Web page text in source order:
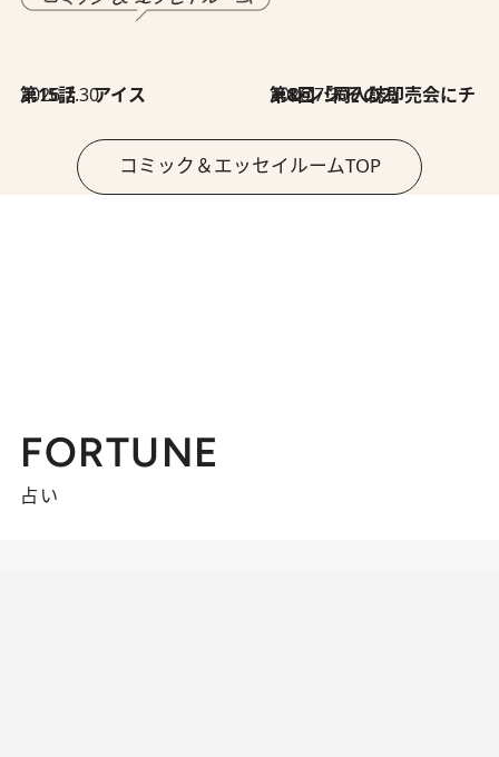
2026.7.30
第15話 アイス 2026.7.30
第8回「同人誌即売会にチャレンジ その2」
コミック＆エッセイルームTOP
FORTUNE
占い